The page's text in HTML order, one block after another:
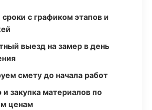
с графиком этапов и
выезд на замер в день
смету до начала работ
закупка материалов по
ценам